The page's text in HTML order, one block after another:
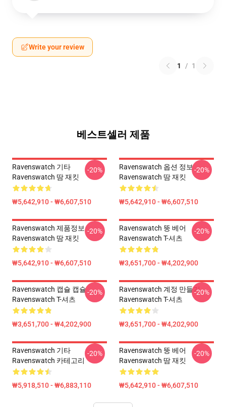
Write your review
1 / 1
베스트셀러 제품
Ravenswatch 기타
Ravenswatch 땀 재킷
₩5,642,910 - ₩6,607,510
-20%
Ravenswatch 옵션 정보
Ravenswatch 땀 재킷
₩5,642,910 - ₩6,607,510
-20%
Ravenswatch 제품정보
Ravenswatch 땀 재킷
₩5,642,910 - ₩6,607,510
-20%
Ravenswatch 뚱 베어
Ravenswatch T-셔츠
₩3,651,700 - ₩4,202,900
-20%
Ravenswatch 캡슐 캡슐
Ravenswatch T-셔츠
₩3,651,700 - ₩4,202,900
-20%
Ravenswatch 계정 만들기
Ravenswatch T-셔츠
₩3,651,700 - ₩4,202,900
-20%
Ravenswatch 기타
Ravenswatch 카테고리
₩5,918,510 - ₩6,883,110
-20%
Ravenswatch 뚱 베어
Ravenswatch 땀 재킷
₩5,642,910 - ₩6,607,510
-20%